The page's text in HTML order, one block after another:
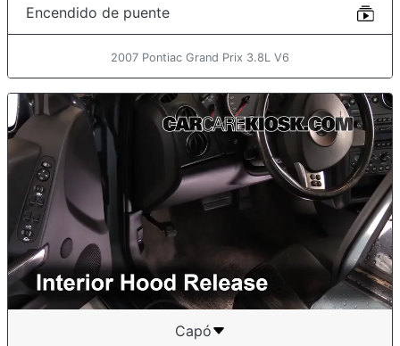
Encendido de puente
2007 Pontiac Grand Prix 3.8L V6
Capó